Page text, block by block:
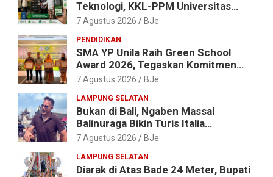
Teknologi, KKL-PPM Universitas
Malahayati Kenalkan AI Barcode
7 Agustus 2026 BJe
PENDIDIKAN
SMA YP Unila Raih Green School
Award 2026, Tegaskan Komitmen
Wujudkan Sekolah Ramah
7 Agustus 2026 BJe
LAMPUNG SELATAN
Bukan di Bali, Ngaben Massal
Balinuraga Bikin Turis Italia
Terpukau, Puluhan Ribu Orang Ikut
7 Agustus 2026 BJe
LAMPUNG SELATAN
Diarak di Atas Bade 24 Meter, Bupati